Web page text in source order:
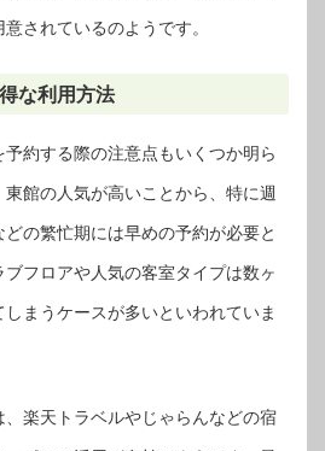
されているのようです。
な利用方法
約する際の注意点もいくつか明ら
館の人気が高いことから、特に週
の繁忙期には早めの予約が必要と
フロアや人気の客室タイプは数ヶ
まうケースが多いといわれていま
楽天トラベルやじゃらんなどの宿